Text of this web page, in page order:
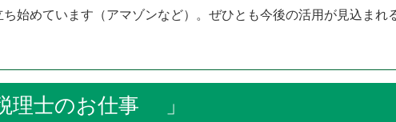
始めています（アマゾンなど）。ぜひとも今後の活用が見込まれ
のお仕事 」